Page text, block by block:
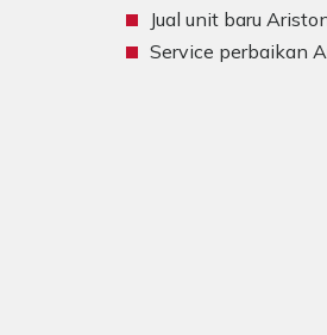
Jual unit baru
Service perbaikan